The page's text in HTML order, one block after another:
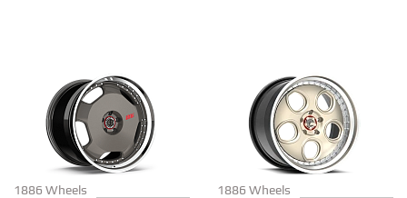
1886 Wheels 1886 Wheels